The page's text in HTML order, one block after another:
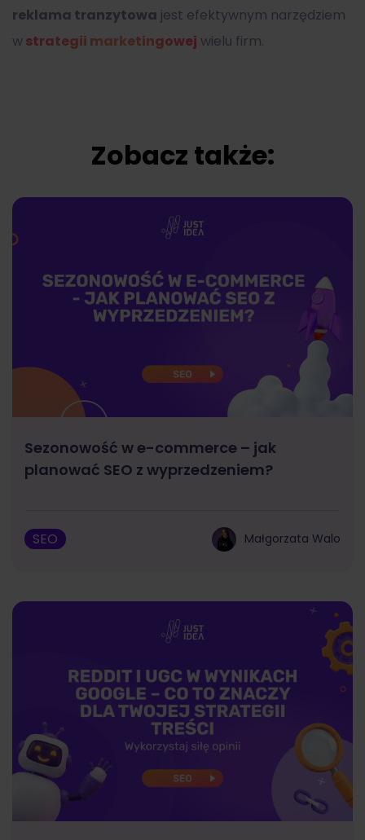
reklama tranzytowa jest efektywnym narzędziem
w strategii marketingowej wielu firm.
Zobacz także:
Sezonowość w e-commerce – jak
planować SEO z wyprzedzeniem?
SEO Małgorzata Walo